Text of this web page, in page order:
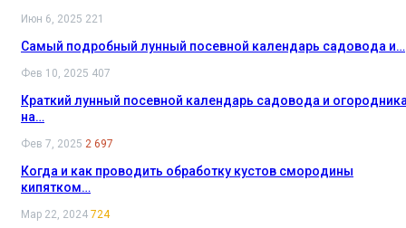
Июн 6, 2025 221
Самый подробный лунный посевной календарь садовода и…
Фев 10, 2025 407
Краткий лунный посевной календарь садовода и
на…
Фев 7, 2025 2 697
Когда и как проводить обработку кустов смородины
кипятком…
Мар 22, 2024 724